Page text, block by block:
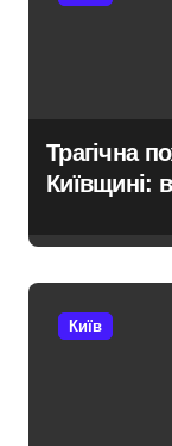
Трагічна
Київщині:
Київ